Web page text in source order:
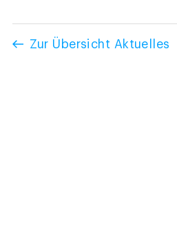
Zur Übersicht Aktuelles